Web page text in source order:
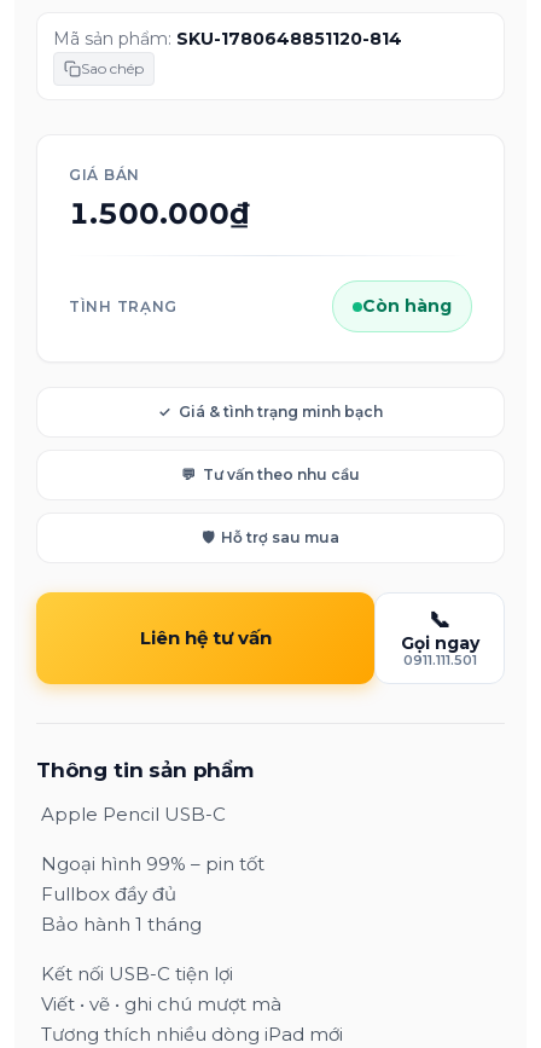
Mã sản phẩm: SKU-1780648851120-814
Sao chép
GIÁ BÁN
1.500.000₫
TÌNH TRẠNG Còn hàng
✓ Giá & tình trạng minh bạch
💬 Tư vấn theo nhu cầu
🛡️ Hỗ trợ sau mua
Liên hệ tư vấn
📞
Gọi ngay
0911.111.501
Thông tin sản phẩm
Apple Pencil USB-C
Ngoại hình 99% – pin tốt
Fullbox đầy đủ
Bảo hành 1 tháng
Kết nối USB-C tiện lợi
Viết • vẽ • ghi chú mượt mà
Tương thích nhiều dòng iPad mới